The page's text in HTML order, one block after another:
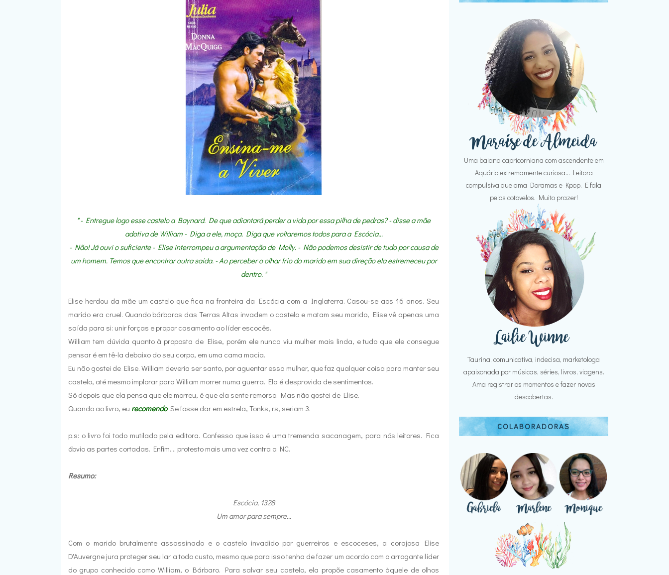
" - Entregue logo esse castelo a Baynard. De que adiantará perder a vida por essa pilha de pedras? - disse a mãe
adotiva de William - Diga a ele, moça. Diga que voltaremos todos para a Escócia...
- Não! Já ouvi o suficiente - Elise interrompeu a argumentação de Molly. - Não podemos desistir de tudo por causa de
um homem. Temos que encontrar outra saída. - Ao perceber o olhar frio do marido em sua direção ela estremeceu por
dentro. "
Elise herdou da mãe um castelo que fica na fronteira da Escócia com a Inglaterra. Casou-se aos 16 anos. Seu
marido era cruel. Quando bárbaros das Terras Altas invadem o castelo e matam seu marido, Elise vê apenas uma
saída para si: unir forças e propor casamento ao líder escocês.
William tem dúvida quanto à proposta de Elise, porém ele nunca viu mulher mais linda, e tudo que ele consegue
pensar é em tê-la debaixo do seu corpo, em uma cama macia.
Eu não gostei de Elise. William deveria ser santo, por aguentar essa mulher, que faz qualquer coisa para manter seu
castelo, até mesmo implorar para William morrer numa guerra. Ela é desprovida de sentimentos.
Só depois que ela pensa que ele morreu, é que ela sente remorso. Mas não gostei de Elise.
Quando ao livro, eu recomendo. Se fosse dar em estrela, Tonks, rs, seriam 3.
p.s: o livro foi todo mutilado pela editora. Confesso que isso é uma tremenda sacanagem, para nós leitores. Fica
óbvio as partes cortadas. Enfim.... protesto mais uma vez contra a NC.
Resumo:
Escócia, 1328
Um amor para sempre...
Com o marido brutalmente assassinado e o castelo invadido por guerreiros e escoceses, a corajosa Elise
D'Auvergne jura proteger seu lar a todo custo, mesmo que para isso tenha de fazer um acordo com o arrogante líder
do grupo conhecido como William, o Bárbaro. Para salvar seu castelo, ela propõe casamento àquele de olhos
Uma baiana capricorniana com ascendente em
Aquário extremamente curiosa... Leitora
compulsiva que ama Doramas e Kpop. E fala
pelos cotovelos. Muito prazer!
Taurina, comunicativa, indecisa, marketologa
apaixonada por músicas, séries, livros, viagens.
Ama registrar os momentos e fazer novas
descobertas.
COLABORADORAS